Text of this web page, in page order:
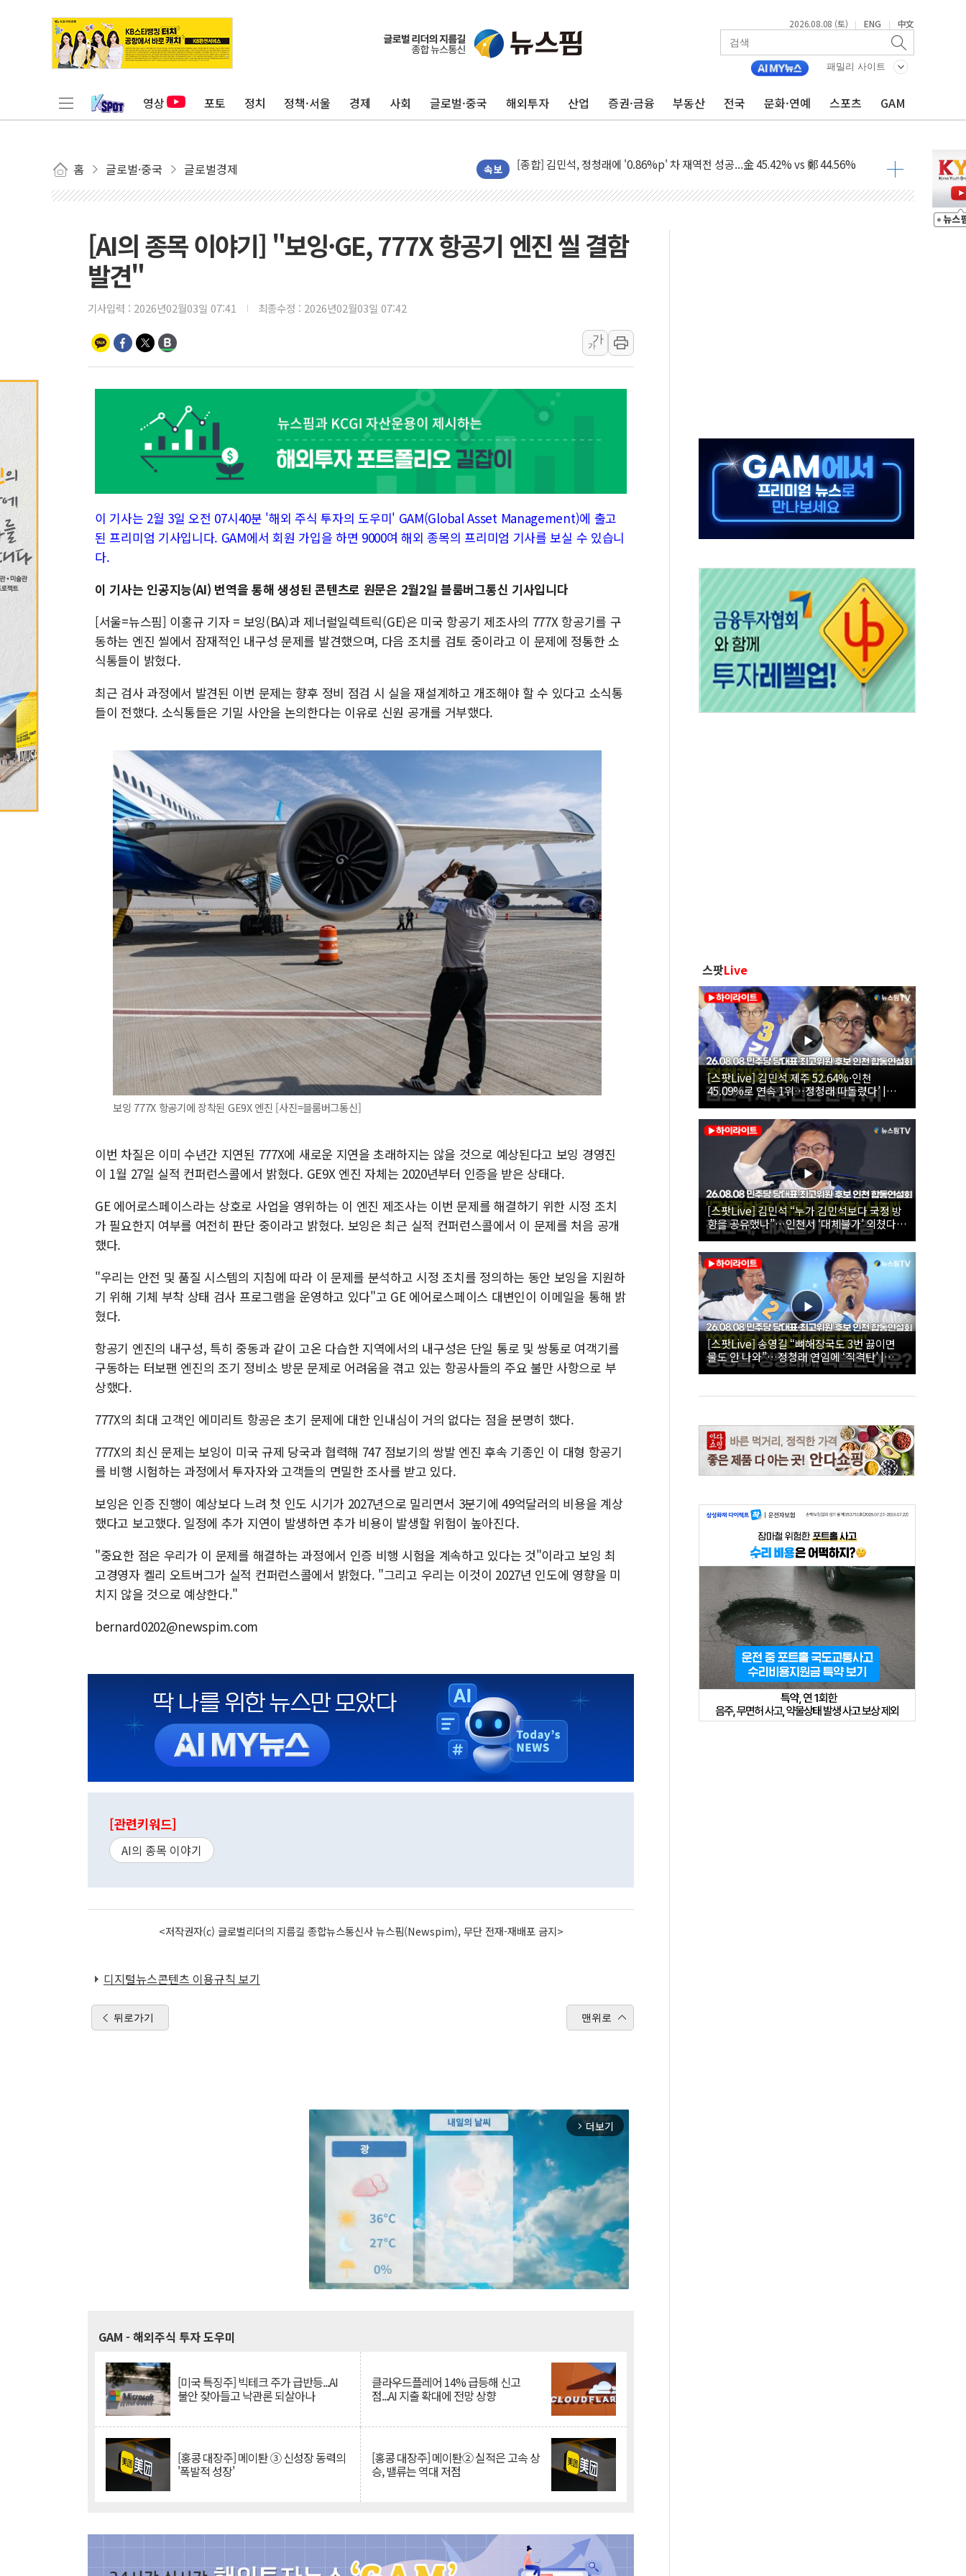
2026.08.08 (토) | ENG | 中文
패밀리 사이트
영상 포토 정치 정책·서울 경제 사회 글로벌·중국 해외투자 산업 증권·금융 부동산 전국 문화·연예 스포츠 GAM
홈 글로벌·중국 글로벌경제 속보
울진·영덕 '호우특보'-포항 '산사태 주의보'...경북도, 호우 피해·통제구간 없어
인천 합동연설회 나선 송영길·정청래·김민석 당대표 후보
김민석, 2주차 제주·인천 경선서 정청래에 승리...47.75% vs 42.08%
[속보] 민주, 제주·인천 경선 결과 발표...김민석 47.75% 정청래 42.08%
[속보] 민주, 인천 경선 결과 발표...김민석 45.09% 정청래 43.27% 송영길 11.63%
강릉·동해·삼척 시간당 최대 50㎜ 폭우…강원 동해안 강한 비 이어져
폐기물 수거하다 참변…60대 환경미화원 수거차에 치여 사망
李대통령 "결혼 때문에 손해 보는 일 없게"…'결혼 페널티' 22개 과제 손본다
추미애, '위안부' 피해자 기림의 날 참석..."국제적 시민 연대로 목소리 내야"
인천 선재도 갯벌서 해루질 중 실종 60대 나흘만에 숨진 채 발견
인천서 말다툼 중 어머니 흉기 살해 10대 아들 체포
'화합' 꺼낸 김민석에 '뻔뻔' 받아친 정청래…제주 연설서 신경전 고조
李대통령, ISA 개편 재검토 지시…與 "적극 환영"·野 "졸속 국정"
[AI의 종목 이야기] "보잉·GE, 777X 항공기 엔진 씰 결함
발견"
기사입력 : 2026년02월03일 07:41 최종수정 : 2026년02월03일 07:42
가
가
이 기사는 2월 3일 오전 07시40분 '해외 주식 투자의 도우미' GAM(Global Asset Management)에 출고
된 프리미엄 기사입니다. GAM에서 회원 가입을 하면 9000여 해외 종목의 프리미엄 기사를 보실 수 있습니
다.
이 기사는 인공지능(AI) 번역을 통해 생성된 콘텐츠로 원문은 2월2일 블룸버그통신 기사입니다
[서울=뉴스핌] 이홍규 기자 = 보잉(BA)과 제너럴일렉트릭(GE)은 미국 항공기 제조사의 777X 항공기를 구
동하는 엔진 씰에서 잠재적인 내구성 문제를 발견했으며, 다음 조치를 검토 중이라고 이 문제에 정통한 소
식통들이 밝혔다.
최근 검사 과정에서 발견된 이번 문제는 향후 정비 점검 시 실을 재설계하고 개조해야 할 수 있다고 소식통
들이 전했다. 소식통들은 기밀 사안을 논의한다는 이유로 신원 공개를 거부했다.
보잉 777X 항공기에 장착된 GE9X 엔진 [사진=블룸버그통신]
이번 차질은 이미 수년간 지연된 777X에 새로운 지연을 초래하지는 않을 것으로 예상된다고 보잉 경영진
이 1월 27일 실적 컨퍼런스콜에서 밝혔다. GE9X 엔진 자체는 2020년부터 인증을 받은 상태다.
GE 에어로스페이스라는 상호로 사업을 영위하는 이 엔진 제조사는 이번 문제를 해결하기 위한 시정 조치
가 필요한지 여부를 여전히 판단 중이라고 밝혔다. 보잉은 최근 실적 컨퍼런스콜에서 이 문제를 처음 공개
했다.
"우리는 안전 및 품질 시스템의 지침에 따라 이 문제를 분석하고 시정 조치를 정의하는 동안 보잉을 지원하
기 위해 기체 부착 상태 검사 프로그램을 운영하고 있다"고 GE 에어로스페이스 대변인이 이메일을 통해 밝
혔다.
항공기 엔진의 내구성, 특히 중동과 같이 고온 다습한 지역에서의 내구성은 단일 통로 및 쌍통로 여객기를
구동하는 터보팬 엔진의 조기 정비소 방문 문제로 어려움을 겪고 있는 항공사들의 주요 불만 사항으로 부
상했다.
777X의 최대 고객인 에미리트 항공은 초기 문제에 대한 인내심이 거의 없다는 점을 분명히 했다.
777X의 최신 문제는 보잉이 미국 규제 당국과 협력해 747 점보기의 쌍발 엔진 후속 기종인 이 대형 항공기
를 비행 시험하는 과정에서 투자자와 고객들의 면밀한 조사를 받고 있다.
보잉은 인증 진행이 예상보다 느려 첫 인도 시기가 2027년으로 밀리면서 3분기에 49억달러의 비용을 계상
했다고 보고했다. 일정에 추가 지연이 발생하면 추가 비용이 발생할 위험이 높아진다.
"중요한 점은 우리가 이 문제를 해결하는 과정에서 인증 비행 시험을 계속하고 있다는 것"이라고 보잉 최
고경영자 켈리 오트버그가 실적 컨퍼런스콜에서 밝혔다. "그리고 우리는 이것이 2027년 인도에 영향을 미
치지 않을 것으로 예상한다."
bernard0202@newspim.com
[관련키워드]
AI의 종목 이야기
<저작권자(c) 글로벌리더의 지름길 종합뉴스통신사 뉴스핌(Newspim), 무단 전재-재배포 금지>
디지털뉴스콘텐츠 이용규칙 보기
뒤로가기 맨위로
arrow_forward_ios 더보기
GAM - 해외주식 투자 도우미
[미국 특징주] 빅테크 주가 급반등...AI
불안 잦아들고 낙관론 되살아나
클라우드플레어 14% 급등해 신고
점...AI 지출 확대에 전망 상향
[홍콩 대장주] 메이퇀 ③ 신성장 동력의
'폭발적 성장'
[홍콩 대장주] 메이퇀② 실적은 고속 상
승, 밸류는 역대 저점
스팟Live
[스팟Live] 김민석 제주 52.64%·인천
45.09%로 연속 1위…정청래 따돌렸다’ |
26.08.08 더불어민주당 당대표·최고위원 후
보 인천 합동연설회
[스팟Live] 김민석 “누가 김민석보다 국정 방
향을 공유했나”…인천서 ‘대체불가’ 외쳤다 |
26.08.08 더불어민주당 당대표·최고위원 후
보 인천 합동연설회
[스팟Live] 송영길 “뼈해장국도 3번 끓이면
물도 안 나와”…정청래 연임에 ‘직격탄’ |
26.08.08 더불어민주당 당대표·최고위원 후